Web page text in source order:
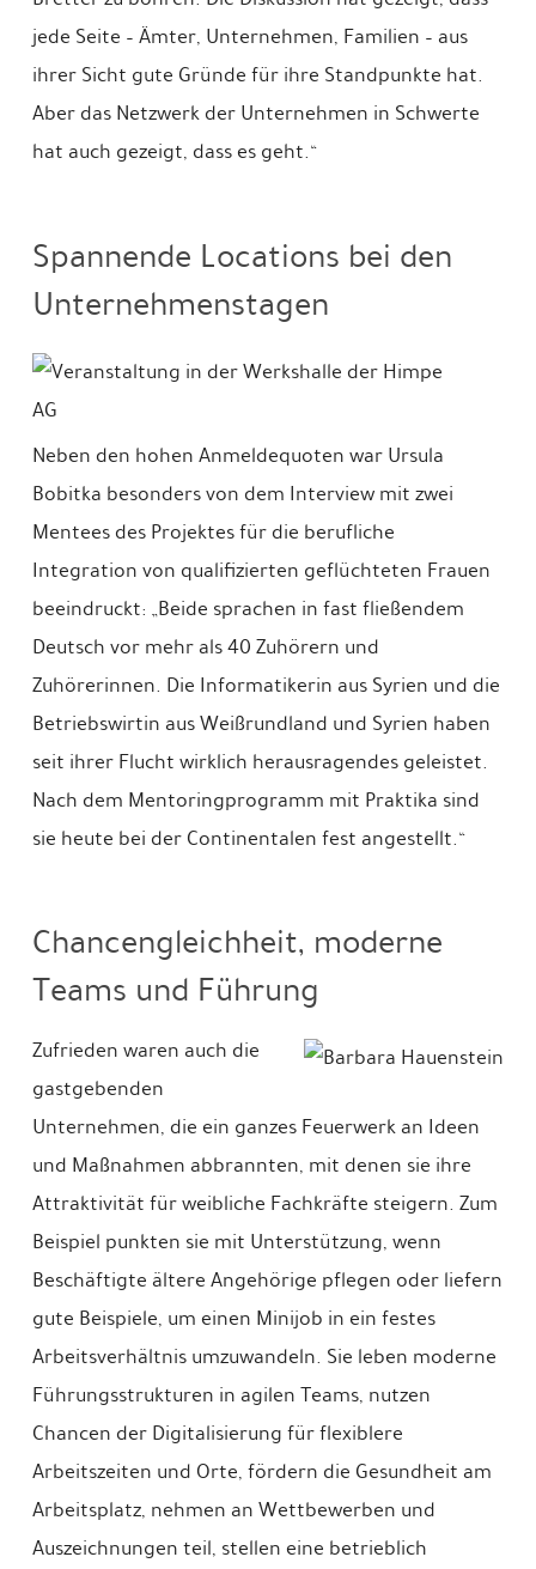
jede Seite – Ämter, Unternehmen, Familien – aus
ihrer Sicht gute Gründe für ihre Standpunkte hat.
Aber das Netzwerk der Unternehmen in Schwerte
hat auch gezeigt, dass es geht.“
Spannende Locations bei den
Unternehmenstagen
Neben den hohen Anmeldequoten war Ursula
Bobitka besonders von dem Interview mit zwei
Mentees des Projektes für die berufliche
Integration von qualifizierten geflüchteten Frauen
beeindruckt: „Beide sprachen in fast fließendem
Deutsch vor mehr als 40 Zuhörern und
Zuhörerinnen. Die Informatikerin aus Syrien und die
Betriebswirtin aus Weißrundland und Syrien haben
seit ihrer Flucht wirklich herausragendes geleistet.
Nach dem Mentoringprogramm mit Praktika sind
sie heute bei der Continentalen fest angestellt.“
Chancengleichheit, moderne
Teams und Führung
Zufrieden waren auch die
gastgebenden
Unternehmen, die ein ganzes Feuerwerk an Ideen
und Maßnahmen abbrannten, mit denen sie ihre
Attraktivität für weibliche Fachkräfte steigern. Zum
Beispiel punkten sie mit Unterstützung, wenn
Beschäftigte ältere Angehörige pflegen oder liefern
gute Beispiele, um einen Minijob in ein festes
Arbeitsverhältnis umzuwandeln. Sie leben moderne
Führungsstrukturen in agilen Teams, nutzen
Chancen der Digitalisierung für flexiblere
Arbeitszeiten und Orte, fördern die Gesundheit am
Arbeitsplatz, nehmen an Wettbewerben und
Auszeichnungen teil, stellen eine betrieblich